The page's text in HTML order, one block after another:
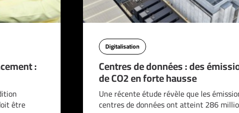
:
être
Digitalisation
Centres de données : des
de CO2 en forte hausse
Une récente étude révèle que les
centres de données ont atteint 286